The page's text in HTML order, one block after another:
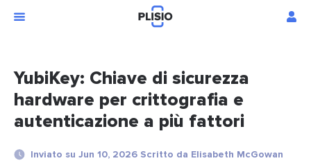
YubiKey: Chiave di sicurezza
hardware per crittografia e
autenticazione a più fattori
Inviato su Jun 10, 2026 Scritto da Elisabeth McGowan